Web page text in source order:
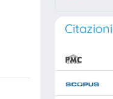
Citazioni